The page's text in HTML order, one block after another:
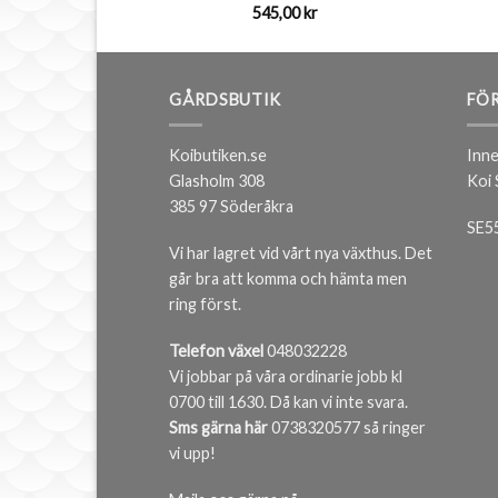
545,00kr
GÅRDSBUTIK
Koibutiken.se
Glasholm 308
385 97 Söderåkra
Vi har lagret vid vårt nya växthus. Det
går bra att komma och hämta men
ring först.
Telefon växel048032228
Vi jobbar på våra ordinarie jobb kl
0700 till 1630. Då kan vi inte svara.
Sms gärna här0738320577 så ringer
vi upp!
Koi